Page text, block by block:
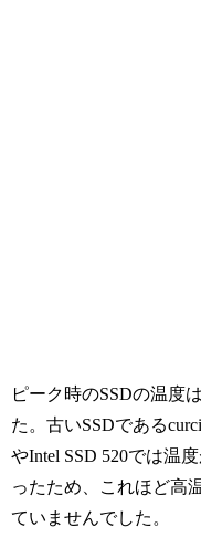
ピーク時のSSDの温度
た。古いSSDである
やIntel SSD 520では温
ったため、これほど高
ていませんでした。